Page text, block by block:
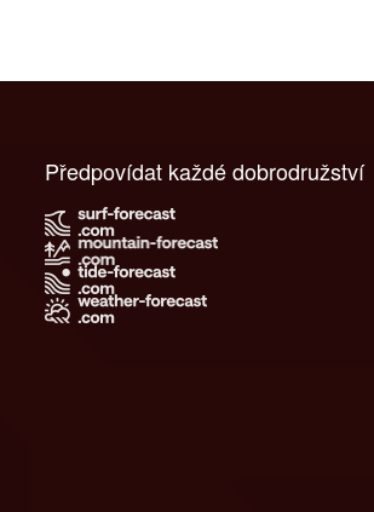
Předpovídat každé dobrodružství